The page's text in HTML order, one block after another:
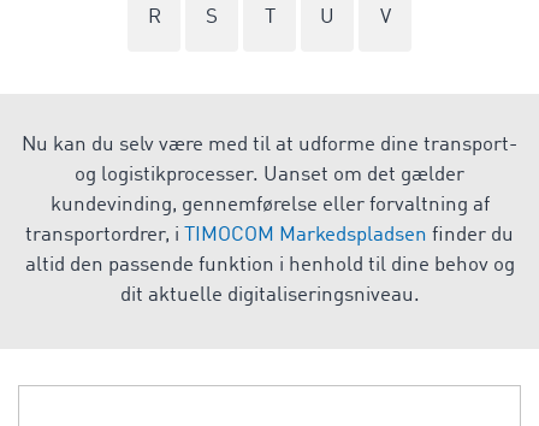
R S U V
Nu kan du selv være med til at udforme dine transport-
og logistikprocesser. Uanset om det gælder
kundevinding, gennemførelse eller forvaltning af
transportordrer, i
TIMOCOM Markedspladsen finder du
altid den passende funktion i henhold til dine behov og
dit aktuelle digitaliseringsniveau.